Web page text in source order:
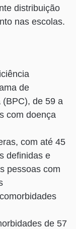
distribuição
nas escolas.
de
de 59 a
com doença
com até 45
definidas e
pessoas com
de 57